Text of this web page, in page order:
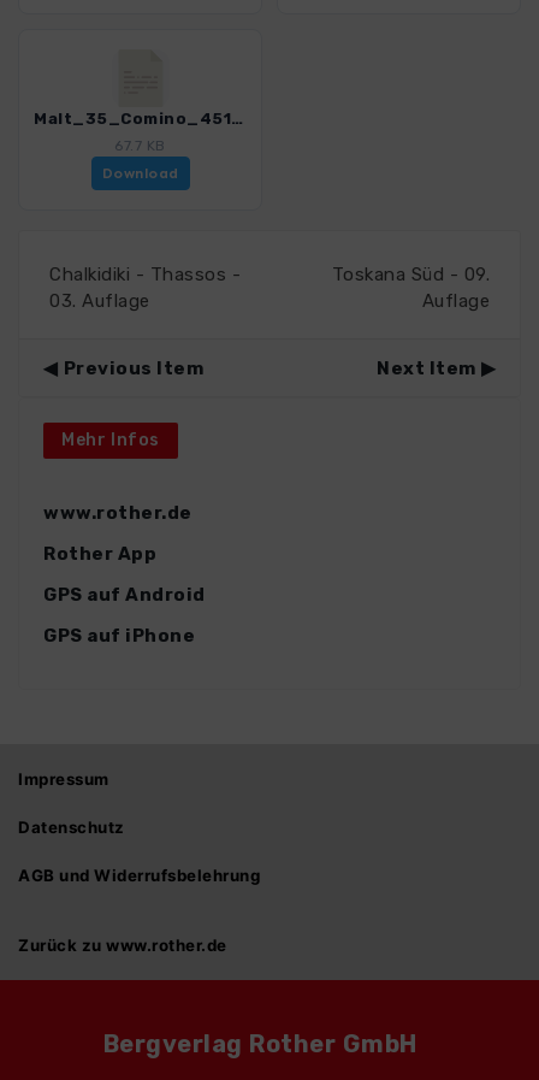
Malt_35_Comino_4516_2.gpx
67.7 KB
Download
Chalkidiki - Thassos -
03. Auflage
Toskana Süd - 09.
Auflage
Previous Item Next Item
Mehr Infos
www.rother.de
Rother App
GPS auf Android
GPS auf iPhone
Impressum
Datenschutz
AGB und Widerrufsbelehrung
Zurück zu www.rother.de
Bergverlag Rother GmbH